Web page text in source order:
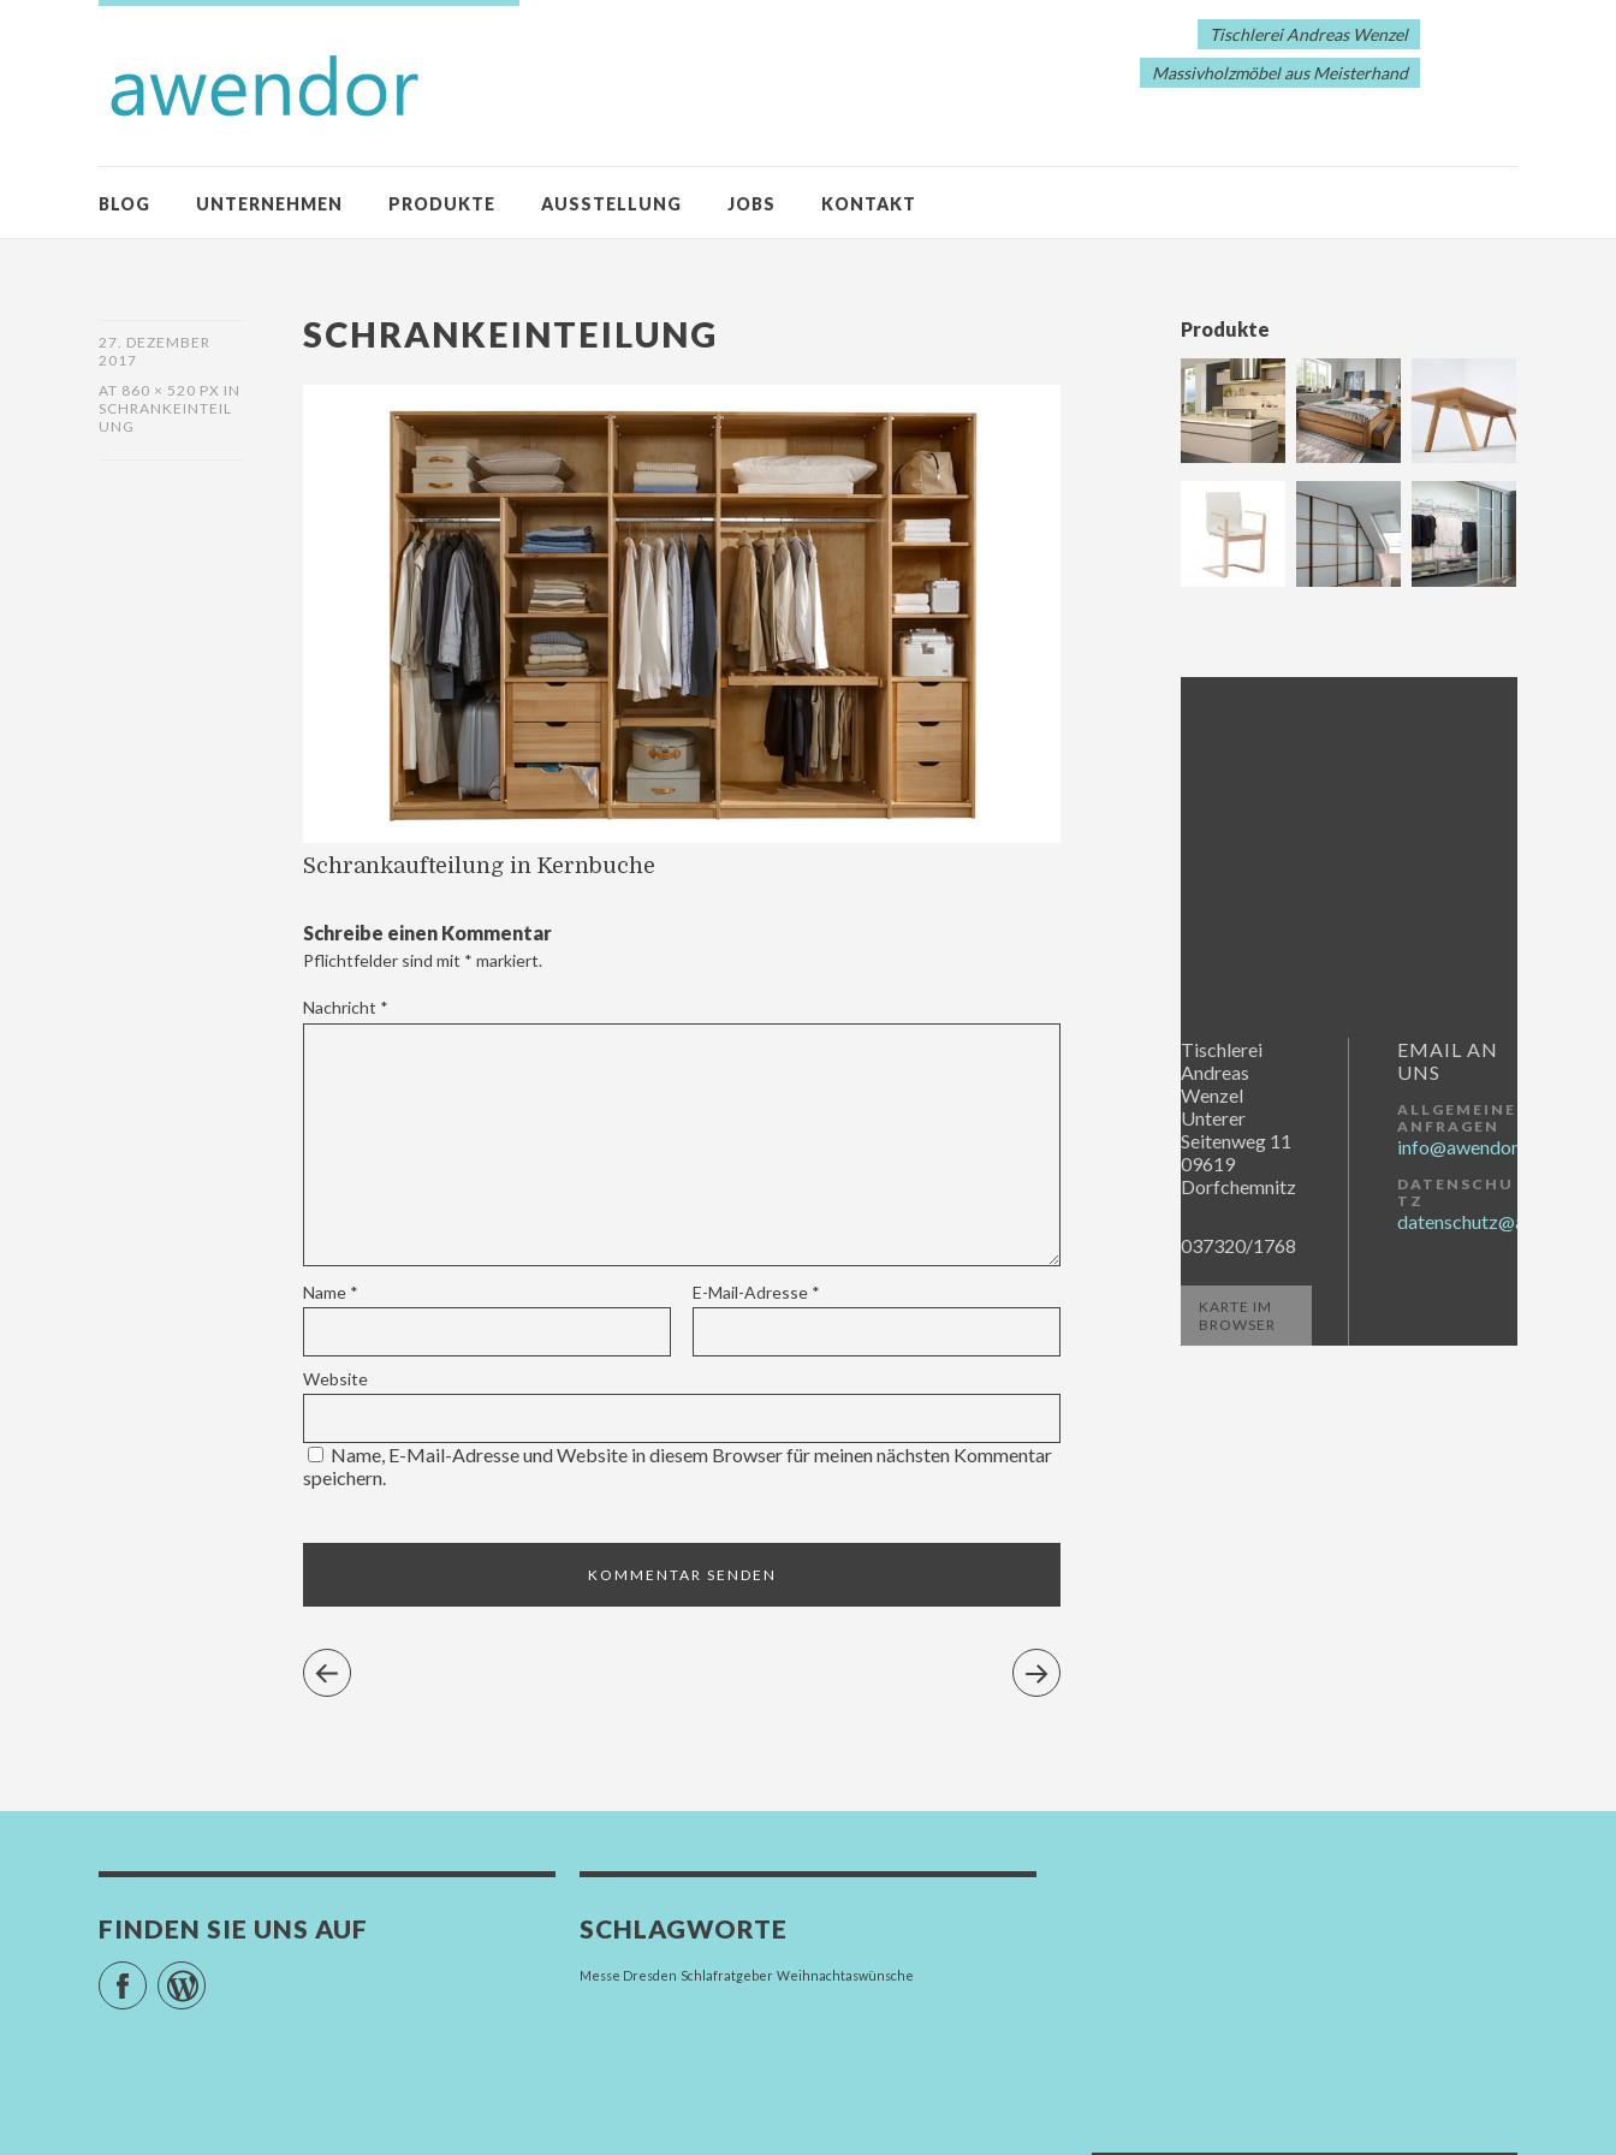
Tischlerei Andreas Wenzel
Massivholzmöbel aus Meisterhand
BLOG UNTERNEHMEN PRODUKTE AUSSTELLUNG JOBS KONTAKT
27. DEZEMBER
2017
AT 860 × 520 PX IN
SCHRANKEINTEIL
UNG
SCHRANKEINTEILUNG
Schrankaufteilung in Kernbuche
Schreibe einen Kommentar
Pflichtfelder sind mit * markiert.
Nachricht *
Name * E-Mail-Adresse *
Website
Name, E-Mail-Adresse und Website in diesem Browser für meinen nächsten Kommentar
speichern.
Produkte
Tischlerei
Andreas
Wenzel
Unterer
Seitenweg 11
09619
Dorfchemnitz
037320/1768
KARTE IM
BROWSER
EMAIL AN
UNS
ALLGEMEINE
ANFRAGEN
info@awendor.de
DATENSCHU
TZ
datenschutz@awendor.de
FINDEN SIE UNS AUF
FacebookWordPress
SCHLAGWORTE
Messe Dresden Schlafratgeber Weihnachtaswünsche